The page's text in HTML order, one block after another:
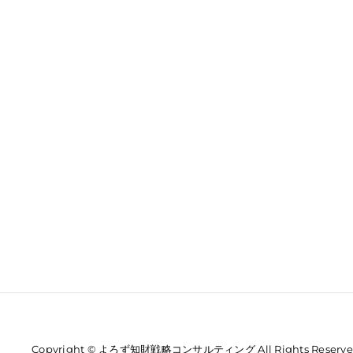
Copyright © よろず知財戦略コンサルティング All Rights